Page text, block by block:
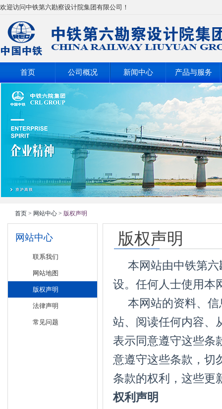
欢迎访问中铁第六勘察设计院集团有限公司！
首页 公司概况 新闻中心 产品与服务
首页 > 网站中心 > 版权声明
网站中心
联系我们
网站地图
版权声明
法律声明
常见问题
版权声明
本网站由中铁第六
设。任何人士使用
本网站的资料、信
站、阅读任何内容、
表示同意遵守这些条
意遵守这些条款，切
条款的权利，这些更
权利声明